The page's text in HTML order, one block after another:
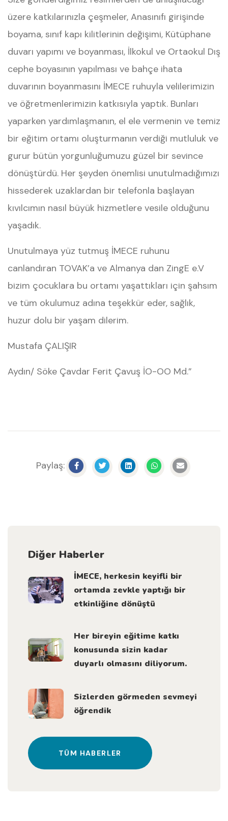
üzere katkılarınızla çeşmeler, Anasınıfı girişinde
boyama, sınıf kapı kilitlerinin değişimi, Kütüphane
duvarı yapımı ve boyanması, İlkokul ve Ortaokul Dış
cephe boyasının yapılması ve bahçe ihata
duvarının boyanmasını İMECE ruhuyla velilerimizin
ve öğretmenlerimizin katkısıyla yaptık. Bunları
yaparken yardımlaşmanın, el ele vermenin ve temiz
bir eğitim ortamı oluşturmanın verdiği mutluluk ve
gurur bütün yorgunluğumuzu güzel bir sevince
dönüştürdü. Her şeyden önemlisi unutulmadığımızı
hissederek uzaklardan bir telefonla başlayan
kıvılcımın nasıl büyük hizmetlere vesile olduğunu
yaşadık.
Unutulmaya yüz tutmuş İMECE ruhunu
canlandıran TOVAK’a ve Almanya dan ZingE e.V
bizim çocuklara bu ortamı yaşattıkları için şahsım
ve tüm okulumuz adına teşekkür eder, sağlık,
huzur dolu bir yaşam dilerim.
Mustafa ÇALIŞIR
Aydın/ Söke Çavdar Ferit Çavuş İO-OO Md.”
Paylaş:
Diğer Haberler
İMECE, herkesin keyifli bir
ortamda zevkle yaptığı bir
etkinliğine dönüştü
Her bireyin eğitime katkı
konusunda sizin kadar
duyarlı olmasını diliyorum.
Sizlerden görmeden sevmeyi
öğrendik
TÜM HABERLER